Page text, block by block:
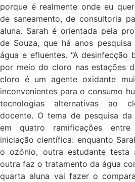
porque é realmente onde eu
de saneamento, de consultoria
aluna. Sarah é orientada pela
de Souza, que há anos
água e efluentes. “A desinfecção
por meio do cloro nas estações
cloro é um agente oxidante
inconvenientes para o consumo
tecnologias alternativas ao
docente. O tema de pesquisa
em quatro ramificações
iniciação científica: enquanto
o ozônio, outra estudante testa
outra faz o tratamento da água
quarta aluna vai fazer o